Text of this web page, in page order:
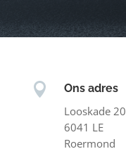
 Ons adres
Looskade 20
6041 LE
Roermond